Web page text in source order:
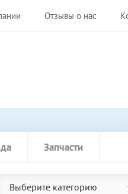
Отзывы о нас
Запчасти
Выберите категорию